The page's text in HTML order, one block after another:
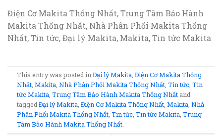
Điện Cơ Makita Thống Nhất, Trung Tâm Bảo Hành
Makita Thống Nhất, Nhà Phân Phối Makita Thống
Nhất, Tin tức, Đại lý Makita, Makita, Tin tức Makita
This entry was posted inĐại lý Makita ,Điện Cơ Makita Thống
Nhất ,Makita ,Nhà Phân Phối Makita Thống Nhất ,Tin tức ,Tin
tức Makita ,Trung Tâm Bảo Hành Makita Thống Nhất and
taggedĐại lý Makita ,Điện Cơ Makita Thống Nhất ,Makita ,Nhà
Phân Phối Makita Thống Nhất ,Tin tức ,Tin tức Makita ,Trung
Tâm Bảo Hành Makita Thống Nhất